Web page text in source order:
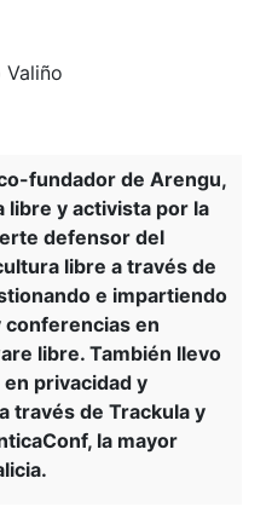
Valiño
fundador de Arengu,
libre y activista por la
defensor del
libre a través de
e impartiendo
conferencias en
libre. También llevo
privacidad y
través de Trackula y
la mayor